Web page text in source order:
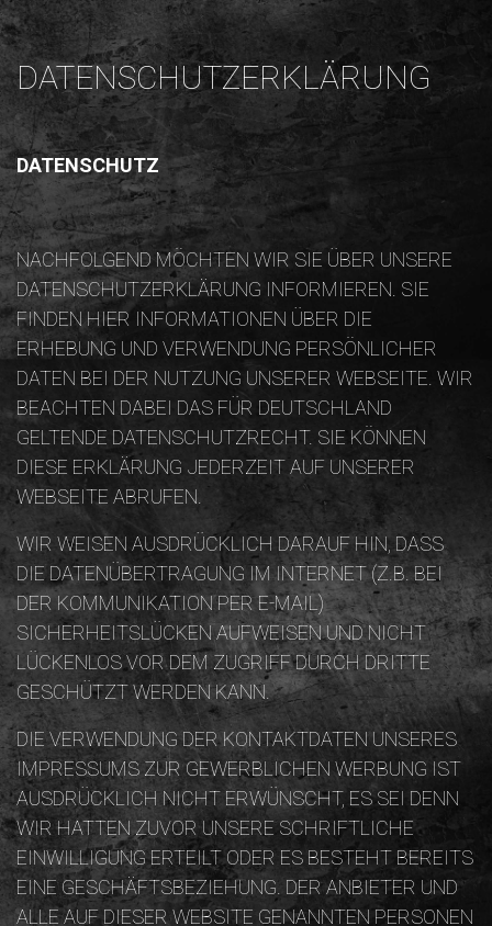
DATENSCHUTZERKLÄRUNG
DATENSCHUTZ
NACHFOLGEND MÖCHTEN WIR SIE ÜBER UNSERE
DATENSCHUTZERKLÄRUNG INFORMIEREN. SIE
FINDEN HIER INFORMATIONEN ÜBER DIE
ERHEBUNG UND VERWENDUNG PERSÖNLICHER
DATEN BEI DER NUTZUNG UNSERER WEBSEITE. WIR
BEACHTEN DABEI DAS FÜR DEUTSCHLAND
GELTENDE DATENSCHUTZRECHT. SIE KÖNNEN
DIESE ERKLÄRUNG JEDERZEIT AUF UNSERER
WEBSEITE ABRUFEN.
WIR WEISEN AUSDRÜCKLICH DARAUF HIN, DASS
DIE DATENÜBERTRAGUNG IM INTERNET (Z.B. BEI
DER KOMMUNIKATION PER E-MAIL)
SICHERHEITSLÜCKEN AUFWEISEN UND NICHT
LÜCKENLOS VOR DEM ZUGRIFF DURCH DRITTE
GESCHÜTZT WERDEN KANN.
DIE VERWENDUNG DER KONTAKTDATEN UNSERES
IMPRESSUMS ZUR GEWERBLICHEN WERBUNG IST
AUSDRÜCKLICH NICHT ERWÜNSCHT, ES SEI DENN
WIR HATTEN ZUVOR UNSERE SCHRIFTLICHE
EINWILLIGUNG ERTEILT ODER ES BESTEHT BEREITS
EINE GESCHÄFTSBEZIEHUNG. DER ANBIETER UND
ALLE AUF DIESER WEBSITE GENANNTEN PERSONEN